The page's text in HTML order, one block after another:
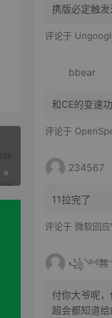
携版必定触
所有插件，
评论于 Ungoogled
bbear
和CE的变速
评论于
234567
11拉完了
评论于 微软回应Win11
付你大爷呢
超会都知道